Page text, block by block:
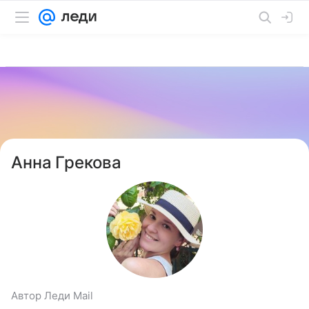
Анна Грекова
Автор Леди Mail